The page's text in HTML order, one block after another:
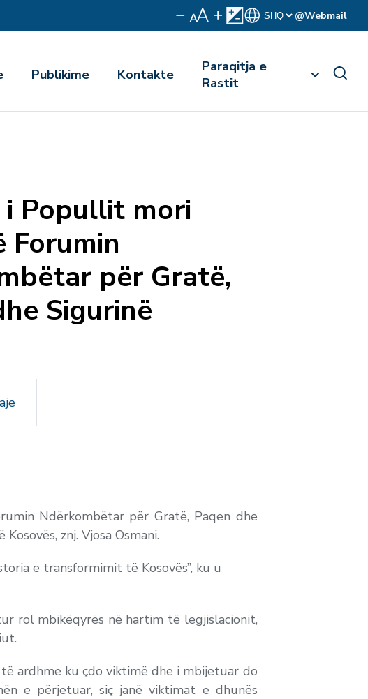
@Webmail
Publikime Kontakte
Paraqitja e
Rastit
Popullit mori
Forumin
për Gratë,
Sigurinë
Ndërkombëtar për Gratë, Paqen dhe
znj. Vjosa Osmani.
e transformimit të Kosovës”, ku u
rol mbikëqyrës në hartim të legjislacionit,
ardhme ku çdo viktimë dhe i mbijetuar do
e përjetuar, siç janë viktimat e dhunës